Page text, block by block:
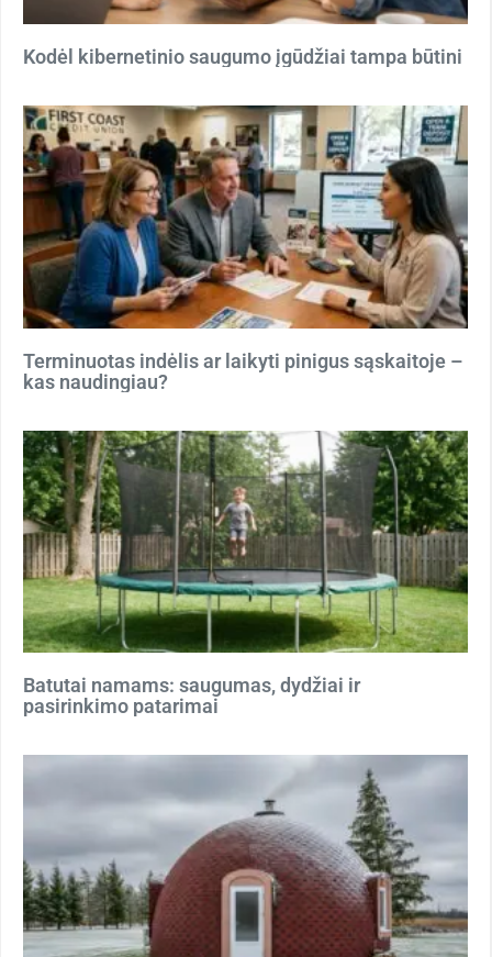
Kodėl kibernetinio saugumo įgūdžiai tampa būtini
Terminuotas indėlis ar laikyti pinigus sąskaitoje –
kas naudingiau?
Batutai namams: saugumas, dydžiai ir
pasirinkimo patarimai